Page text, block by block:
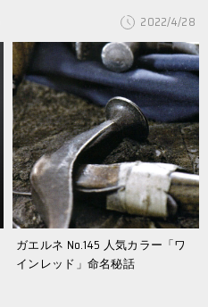
2022/4/28
ガエルネ No.145 人気カラー「ワ
インレッド」命名秘話